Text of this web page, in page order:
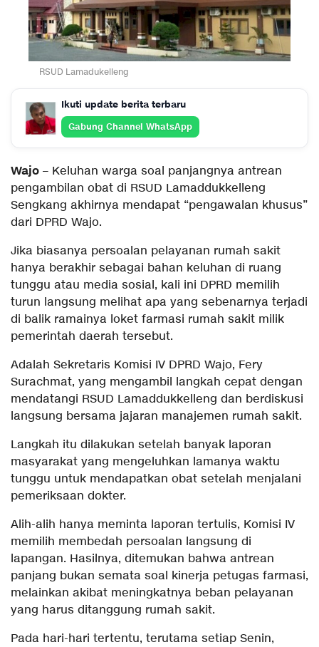
RSUD Lamadukelleng
Ikuti update berita terbaru
Gabung Channel WhatsApp
Wajo – Keluhan warga soal panjangnya antrean
pengambilan obat di RSUD Lamaddukkelleng
Sengkang akhirnya mendapat “pengawalan khusus”
dari DPRD Wajo.
Jika biasanya persoalan pelayanan rumah sakit
hanya berakhir sebagai bahan keluhan di ruang
tunggu atau media sosial, kali ini DPRD memilih
turun langsung melihat apa yang sebenarnya terjadi
di balik ramainya loket farmasi rumah sakit milik
pemerintah daerah tersebut.
Adalah Sekretaris Komisi IV DPRD Wajo, Fery
Surachmat, yang mengambil langkah cepat dengan
mendatangi RSUD Lamaddukkelleng dan berdiskusi
langsung bersama jajaran manajemen rumah sakit.
Langkah itu dilakukan setelah banyak laporan
masyarakat yang mengeluhkan lamanya waktu
tunggu untuk mendapatkan obat setelah menjalani
pemeriksaan dokter.
Alih-alih hanya meminta laporan tertulis, Komisi IV
memilih membedah persoalan langsung di
lapangan. Hasilnya, ditemukan bahwa antrean
panjang bukan semata soal kinerja petugas farmasi,
melainkan akibat meningkatnya beban pelayanan
yang harus ditanggung rumah sakit.
Pada hari-hari tertentu, terutama setiap Senin,